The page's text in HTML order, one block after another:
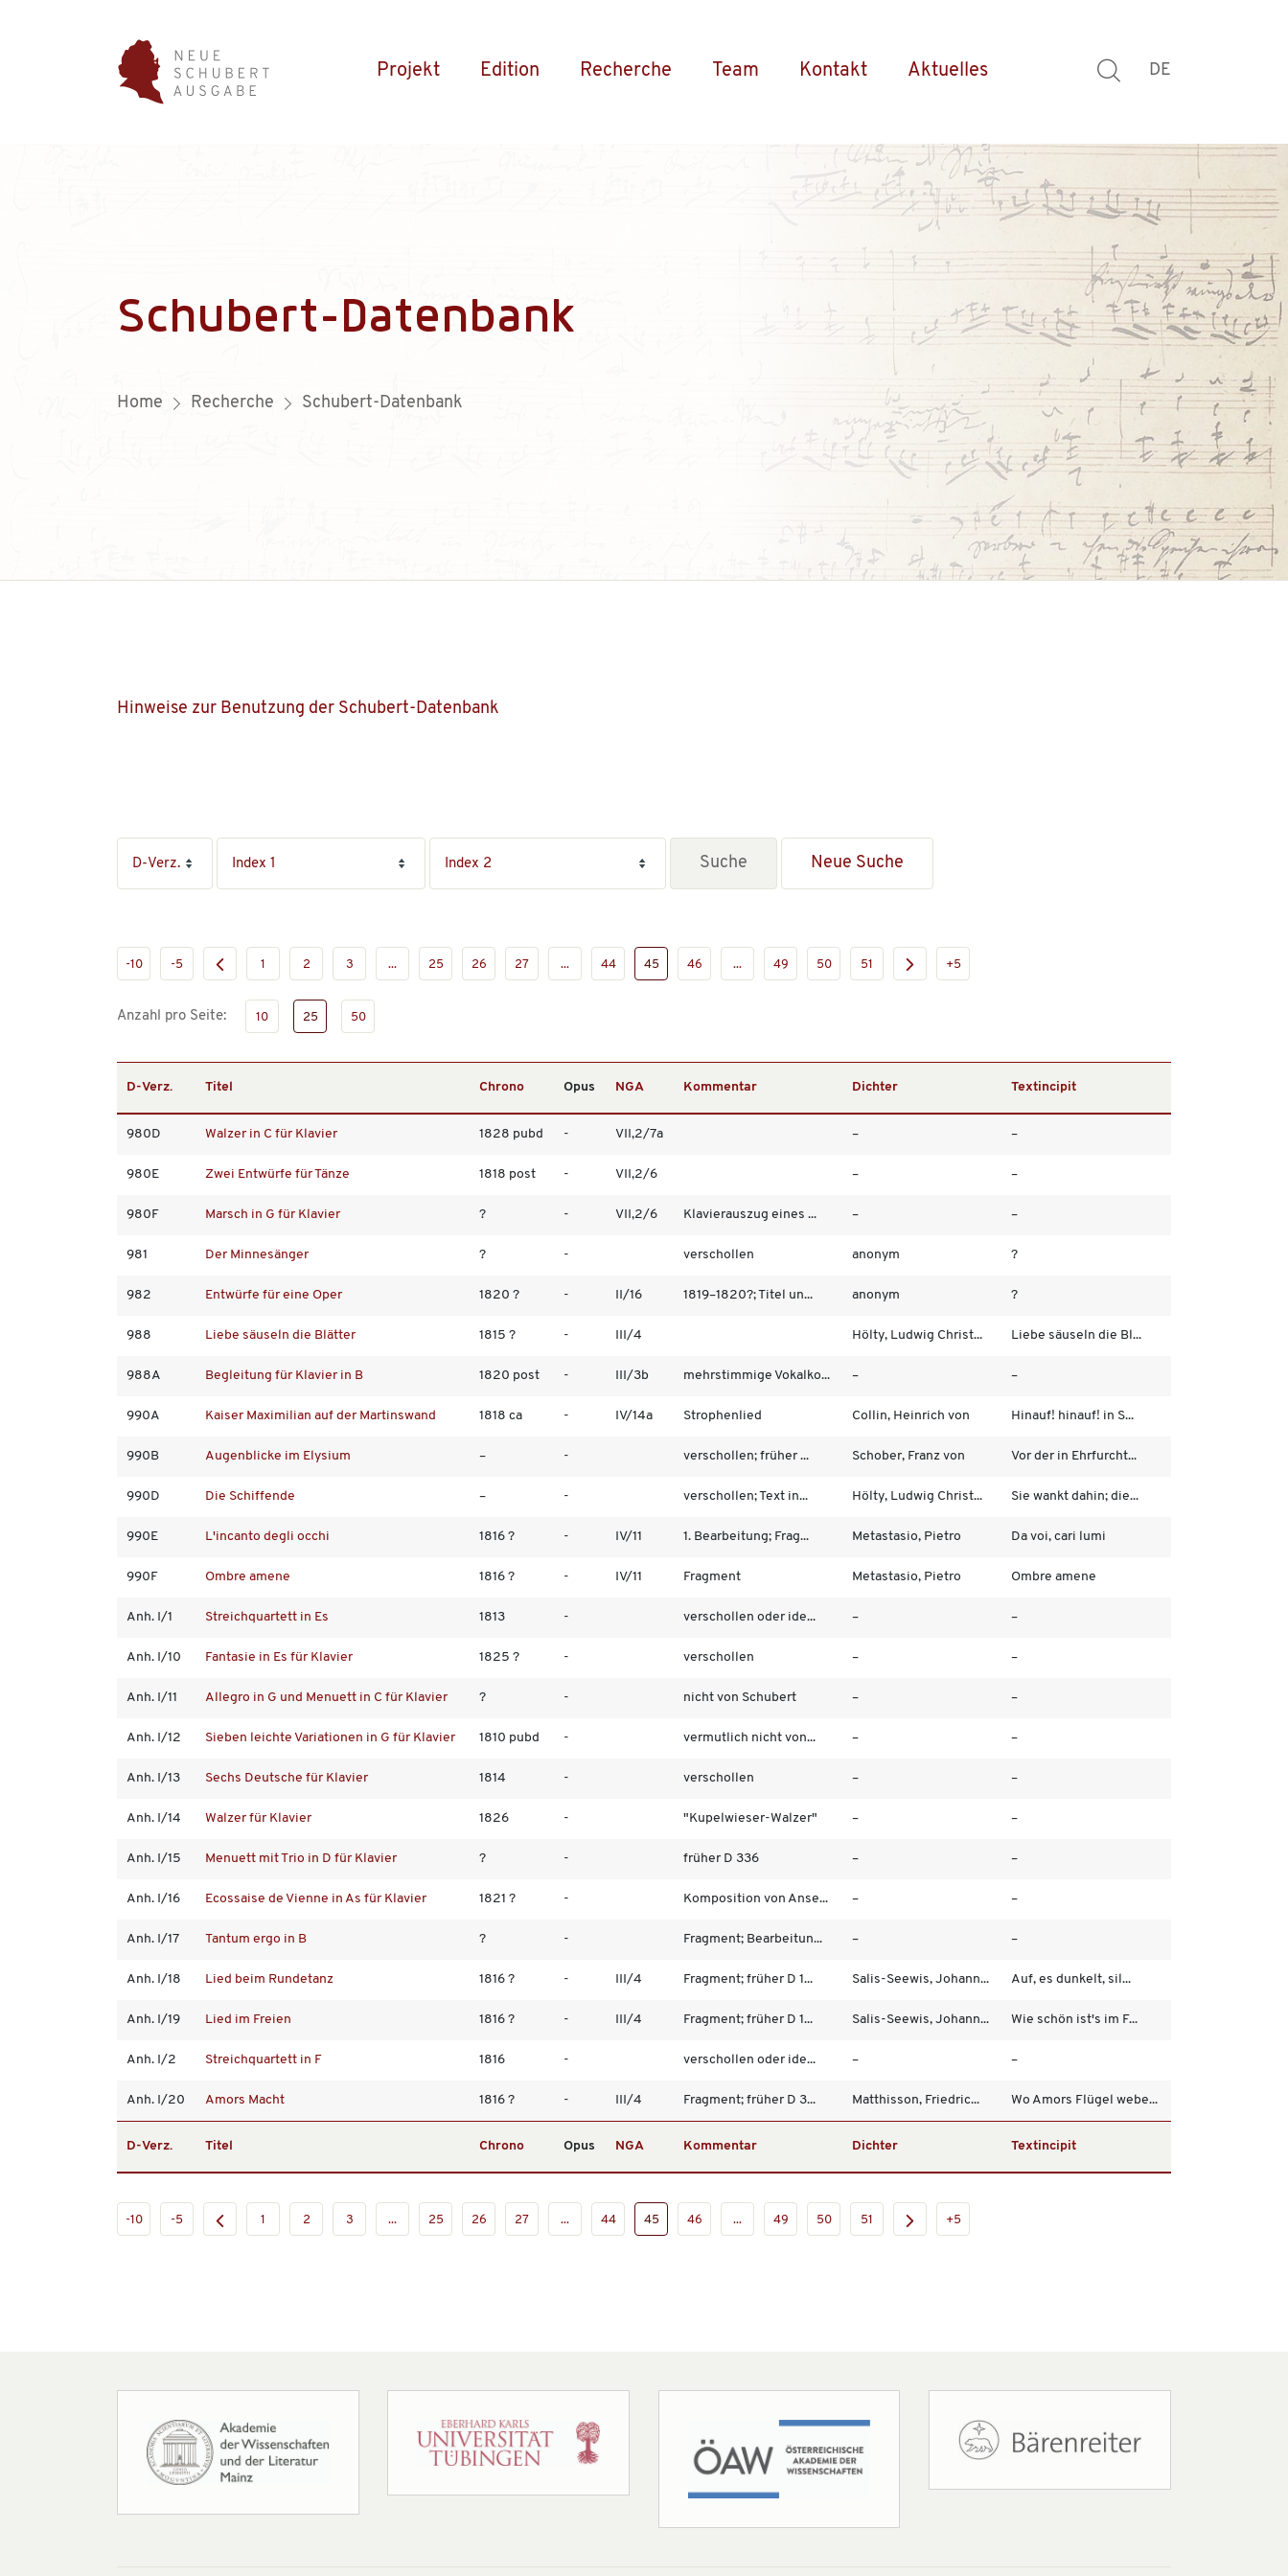
Projekt Edition Recherche Team Kontakt Aktuelles DE
Schubert-Datenbank
Home Recherche Schubert-Datenbank
Hinweise zur Benutzung der Schubert-Datenbank
Neue Suche
-10 -5 1 2 3 ... 25 26 27 ... 44 45 46 ... 49 50 51 +5
Anzahl pro Seite: 10 25 50
D-Verz. Titel Chrono Opus NGA Kommentar Dichter Textincipit
980D Walzer in C für Klavier 1828 pubd - VII,2/7a – –
980E Zwei Entwürfe für Tänze 1818 post - VII,2/6 – –
980F Marsch in G für Klavier ? - VII,2/6 Klavierauszug eines ... – –
981 Der Minnesänger ? - verschollen anonym ?
982 Entwürfe für eine Oper 1820 ? - II/16 1819–1820?; Titel un... anonym ?
988 Liebe säuseln die Blätter 1815 ? - III/4 Hölty, Ludwig Christ... Liebe säuseln die Bl...
988A Begleitung für Klavier in B 1820 post - III/3b mehrstimmige Vokalko... – –
990A Kaiser Maximilian auf der Martinswand 1818 ca - IV/14a Strophenlied Collin, Heinrich von Hinauf! hinauf! in S...
990B Augenblicke im Elysium – - verschollen; früher ... Schober, Franz von Vor der in Ehrfurcht...
990D Die Schiffende – - verschollen; Text in... Hölty, Ludwig Christ... Sie wankt dahin; die...
990E L'incanto degli occhi 1816 ? - IV/11 1. Bearbeitung; Frag... Metastasio, Pietro Da voi, cari lumi
990F Ombre amene 1816 ? - IV/11 Fragment Metastasio, Pietro Ombre amene
Anh. I/1 Streichquartett in Es 1813 - verschollen oder ide... – –
Anh. I/10 Fantasie in Es für Klavier 1825 ? - verschollen – –
Anh. I/11 Allegro in G und Menuett in C für Klavier ? - nicht von Schubert – –
Anh. I/12 Sieben leichte Variationen in G für Klavier 1810 pubd - vermutlich nicht von... – –
Anh. I/13 Sechs Deutsche für Klavier 1814 - verschollen – –
Anh. I/14 Walzer für Klavier 1826 - "Kupelwieser-Walzer" – –
Anh. I/15 Menuett mit Trio in D für Klavier ? - früher D 336 – –
Anh. I/16 Ecossaise de Vienne in As für Klavier 1821 ? - Komposition von Anse... – –
Anh. I/17 Tantum ergo in B ? - Fragment; Bearbeitun... – –
Anh. I/18 Lied beim Rundetanz 1816 ? - III/4 Fragment; früher D 1... Salis-Seewis, Johann... Auf, es dunkelt, sil...
Anh. I/19 Lied im Freien 1816 ? - III/4 Fragment; früher D 1... Salis-Seewis, Johann... Wie schön ist's im F...
Anh. I/2 Streichquartett in F 1816 - verschollen oder ide... – –
Anh. I/20 Amors Macht 1816 ? - III/4 Fragment; früher D 3... Matthisson, Friedric... Wo Amors Flügel webe...
D-Verz. Titel Chrono Opus NGA Kommentar Dichter Textincipit
-10 -5 1 2 3 ... 25 26 27 ... 44 45 46 ... 49 50 51 +5